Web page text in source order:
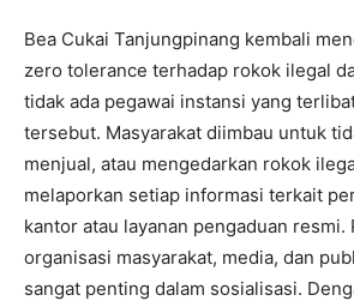
Bea Cukai Tanjungpinang kembali
zero tolerance terhadap rokok ilegal
tidak ada pegawai instansi yang
tersebut. Masyarakat diimbau untuk
menjual, atau mengedarkan rokok
melaporkan setiap informasi terkait
kantor atau layanan pengaduan resmi.
organisasi masyarakat, media, dan
sangat penting dalam sosialisasi.